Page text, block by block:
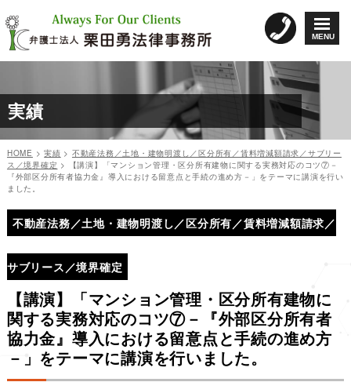
MENU
ン
テ
ン
へ
ス
キ
ッ
プ
実績
HOME >実績 > 不動産法務／土地・建物明渡し／区分所有／賃料増減額請求／サブリー
ス／境界確定 >
【講演】「マンション管理・区分所有建物に関する実務対応のコツ⑦－
『外部区分所有者協力金』導入における留意点と手続の進め方－」をテーマに講演を行い
ました。
不動産法務／土地・建物明渡し／区分所有／賃料増減額請求／
サブリース／境界確定
【講演】「マンション管理・区分所有建物に
関する実務対応のコツ⑦－『外部区分所有者
協力金』導入における留意点と手続の進め方
－」をテーマに講演を行いました。
稿
日:
投
稿
ナ
ビ
ゲ
ー
シ
ョ